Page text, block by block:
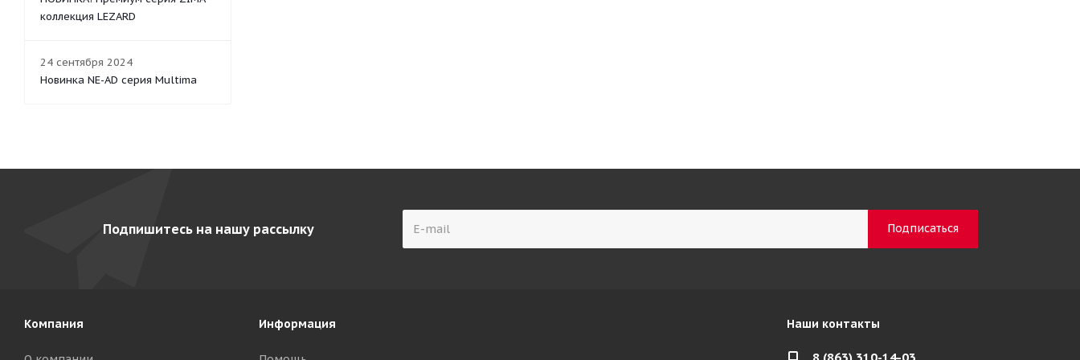
коллекция LEZARD
24 сентября 2024
Новинка NE-AD серия Multima
Подпишитесь на нашу рассылку
Компания Информация Наши контакты